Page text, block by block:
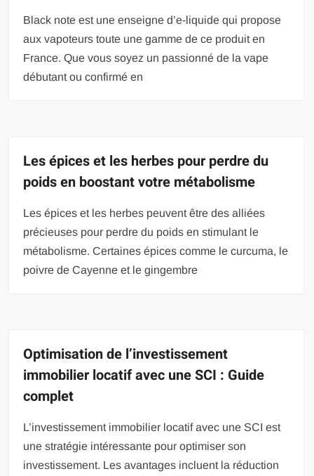
Black note est une enseigne d’e-liquide qui propose
aux vapoteurs toute une gamme de ce produit en
France. Que vous soyez un passionné de la vape
débutant ou confirmé en
Les épices et les herbes pour perdre du
poids en boostant votre métabolisme
Les épices et les herbes peuvent être des alliées
précieuses pour perdre du poids en stimulant le
métabolisme. Certaines épices comme le curcuma, le
poivre de Cayenne et le gingembre
Optimisation de l’investissement
immobilier locatif avec une SCI : Guide
complet
L’investissement immobilier locatif avec une SCI est
une stratégie intéressante pour optimiser son
investissement. Les avantages incluent la réduction